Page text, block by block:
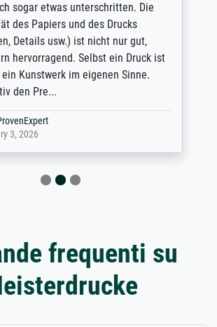
sogar etwas unterschritten. Die
des Papiers und des Drucks
Details usw.) ist nicht nur gut,
hervorragend. Selbst ein Druck ist
Kunstwerk im eigenen Sinne.
den Pre...
2026
frequenti su